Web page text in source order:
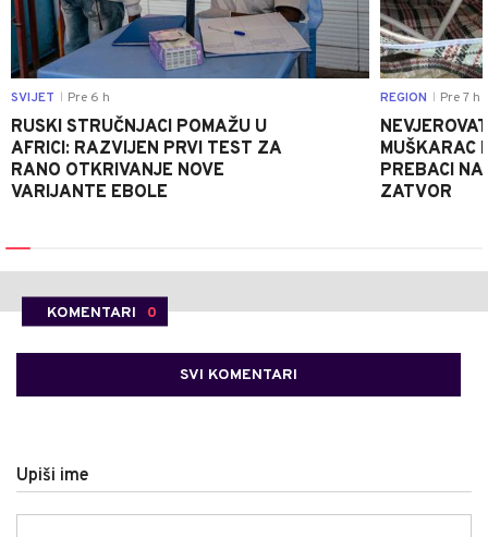
SVIJET Pre 6 h
RUSKI STRUČNJACI POMAŽU U
AFRICI: RAZVIJEN PRVI TEST ZA
RANO OTKRIVANJE NOVE
VARIJANTE EBOLE
REGION Pre 7 h
MUŠKARAC
PREBACI
ZATVOR
KOMENTARI 0
SVI KOMENTARI
Upiši ime